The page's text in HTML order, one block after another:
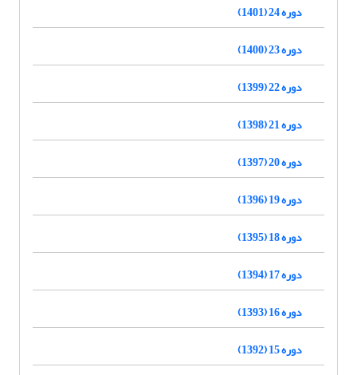
دوره 24 (1401)
دوره 23 (1400)
دوره 22 (1399)
دوره 21 (1398)
دوره 20 (1397)
دوره 19 (1396)
دوره 18 (1395)
دوره 17 (1394)
دوره 16 (1393)
دوره 15 (1392)